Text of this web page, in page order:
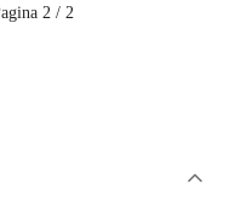
2 / 2